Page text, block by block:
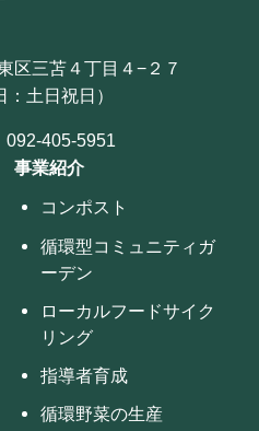
区三苫４丁目４−２７
土日祝日）
092-405-5951
事業紹介
コンポスト
循環型コミュニティガ
ーデン
ローカルフードサイク
リング
指導者育成
循環野菜の生産